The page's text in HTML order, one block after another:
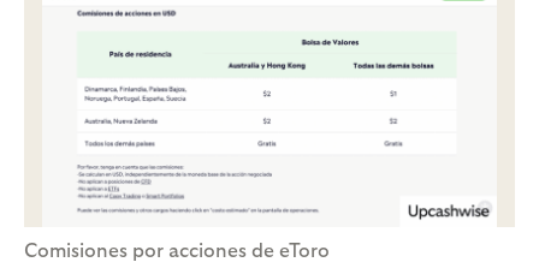
Comisiones por acciones de eToro